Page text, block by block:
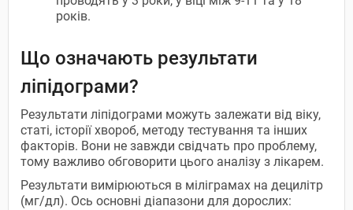
років.
Що означають результати
ліпідограми?
Результати ліпідограми можуть залежати від віку,
статі, історії хвороб, методу тестування та інших
факторів. Вони не завжди свідчать про проблему,
тому важливо обговорити цього аналізу з лікарем.
Результати вимірюються в міліграмах на децилітр
(мг/дл). Ось основні діапазони для дорослих: